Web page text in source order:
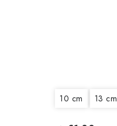
10 cm 13 cm